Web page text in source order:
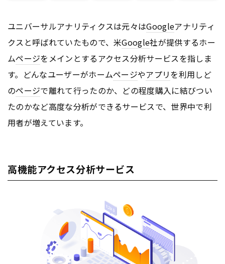
ユニバーサルアナリティクスは元々はGoogleアナリティ
クスと呼ばれていたもので、米Google社が提供するホー
ムページをメインとするアクセス分析サービスを指しま
す。どんなユーザーがホームページやアプリを利用しど
のページで離れて行ったのか、どの程度購入に結びつい
たのかなど高度な分析ができるサービスで、世界中で利
用者が増えています。
高機能アクセス分析サービス